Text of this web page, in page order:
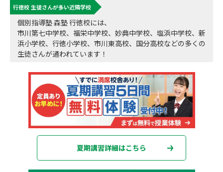
数字でなるほど！森塾
動画でわかる！森塾
森塾のお得なキャンペーン・割引制度
授業料等お問合わせはこちら
校舎一覧
行徳校 生徒さんが多い近隣学校
個別指導塾 森塾 行徳校には、
市川第七中学校、福栄中学校、妙典中学校、塩浜中学校、新
浜小学校、行徳小学校、市川東高校、国分高校などの多くの
生徒さんが通われています！
夏期講習詳細はこちら